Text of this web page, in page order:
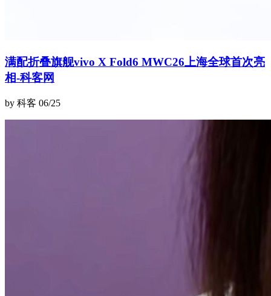
满配折叠旗舰vivo X Fold6 MWC26上海全球首次亮
相-科客网
by 科客 06/25